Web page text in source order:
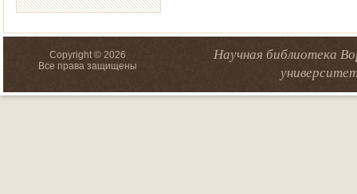
Copyright © 2026
Все права защищены
Научная библиотека